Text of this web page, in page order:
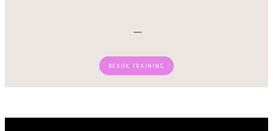
–
BEKIJK TRAINING